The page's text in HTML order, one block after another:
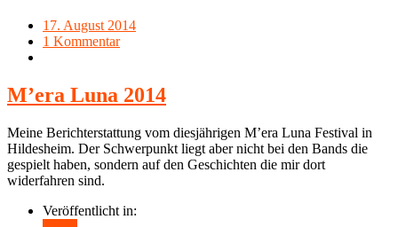
17. August 2014
1 Kommentar
M’era Luna 2014
Meine Berichterstattung vom diesjährigen M’era Luna Festival in
Hildesheim. Der Schwerpunkt liegt aber nicht bei den Bands die
gespielt haben, sondern auf den Geschichten die mir dort
widerfahren sind.
Veröffentlicht in: